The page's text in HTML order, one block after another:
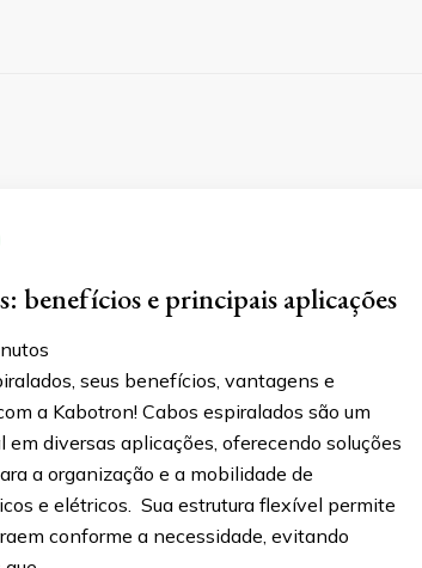
benefícios e principais aplicações
seus benefícios, vantagens e
a Kabotron! Cabos espiralados são um
diversas aplicações, oferecendo soluções
a organização e a mobilidade de
e elétricos. Sua estrutura flexível permite
conforme a necessidade, evitando